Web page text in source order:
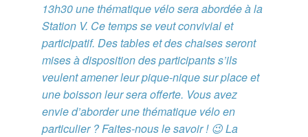
13h30 une thématique vélo sera abordée à la
Station V. Ce temps se veut convivial et
participatif. Des tables et des chaises seront
mises à disposition des participants s’ils
veulent amener leur pique-nique sur place et
une boisson leur sera offerte. Vous avez
envie d’aborder une thématique vélo en
particulier ? Faites-nous le savoir ! 😉 La